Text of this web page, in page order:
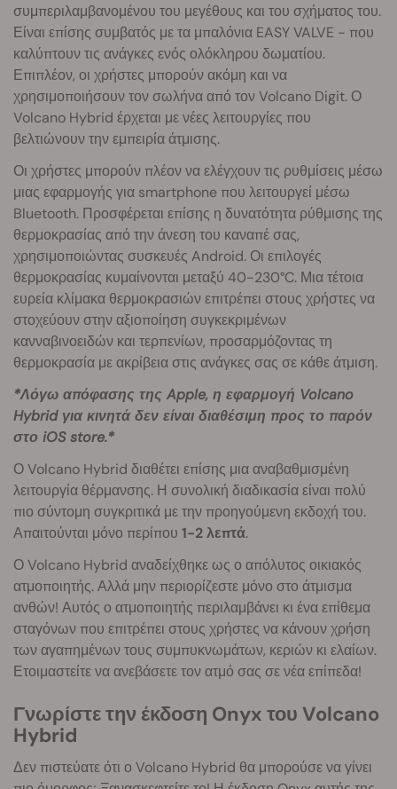
συμπεριλαμβανομένου του μεγέθους και του σχήματος του.
Είναι επίσης συμβατός με τα μπαλόνια EASY VALVE - που
καλύπτουν τις ανάγκες ενός ολόκληρου δωματίου.
Επιπλέον, οι χρήστες μπορούν ακόμη και να
χρησιμοποιήσουν τον σωλήνα από τον Volcano Digit. Ο
Volcano Hybrid έρχεται με νέες λειτουργίες που
βελτιώνουν την εμπειρία άτμισης.
Οι χρήστες μπορούν πλέον να ελέγχουν τις ρυθμίσεις μέσω
μιας εφαρμογής για smartphone που λειτουργεί μέσω
Bluetooth. Προσφέρεται επίσης η δυνατότητα ρύθμισης της
θερμοκρασίας από την άνεση του καναπέ σας,
χρησιμοποιώντας συσκευές Android. Οι επιλογές
θερμοκρασίας κυμαίνονται μεταξύ 40-230°C. Μια τέτοια
ευρεία κλίμακα θερμοκρασιών επιτρέπει στους χρήστες να
στοχεύουν στην αξιοποίηση συγκεκριμένων
κανναβινοειδών και τερπενίων, προσαρμόζοντας τη
θερμοκρασία με ακρίβεια στις ανάγκες σας σε κάθε άτμιση.
*Λόγω απόφασης της Apple, η εφαρμογή Volcano
Hybrid για κινητά δεν είναι διαθέσιμη προς το παρόν
στο iOS store.*
Ο Volcano Hybrid διαθέτει επίσης μια αναβαθμισμένη
λειτουργία θέρμανσης. Η συνολική διαδικασία είναι πολύ
πιο σύντομη συγκριτικά με την προηγούμενη εκδοχή του.
Απαιτούνται μόνο περίπου 1-2 λεπτά.
Ο Volcano Hybrid αναδείχθηκε ως ο απόλυτος οικιακός
ατμοποιητής. Αλλά μην περιορίζεστε μόνο στο άτμισμα
ανθών! Αυτός ο ατμοποιητής περιλαμβάνει κι ένα επίθεμα
σταγόνων που επιτρέπει στους χρήστες να κάνουν χρήση
των αγαπημένων τους συμπυκνωμάτων, κεριών κι ελαίων.
Ετοιμαστείτε να ανεβάσετε τον ατμό σας σε νέα επίπεδα!
Γνωρίστε την έκδοση Onyx του Volcano
Hybrid
Δεν πιστεύατε ότι ο Volcano Hybrid θα μπορούσε να γίνει